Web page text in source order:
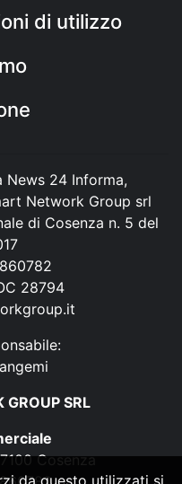
di utilizzo
News 24 Informa,
Network Group srl
di Cosenza n. 5 del
28794
GROUP SRL
Cosenza
da questo utilizzati si